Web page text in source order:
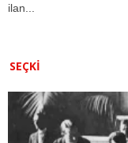
ilan...
SEÇKI